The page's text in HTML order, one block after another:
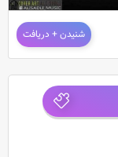
شنیدن + دریافت